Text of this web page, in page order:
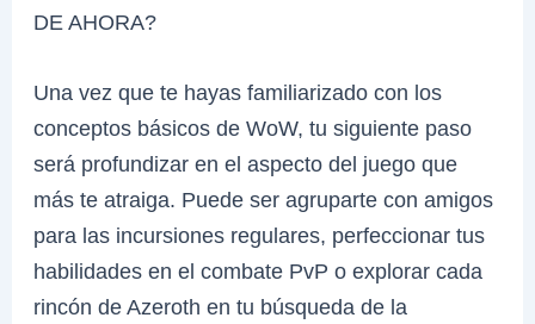
DE AHORA?
Una vez que te hayas familiarizado con los
conceptos básicos de WoW, tu siguiente paso
será profundizar en el aspecto del juego que
más te atraiga. Puede ser agruparte con amigos
para las incursiones regulares, perfeccionar tus
habilidades en el combate PvP o explorar cada
rincón de Azeroth en tu búsqueda de la